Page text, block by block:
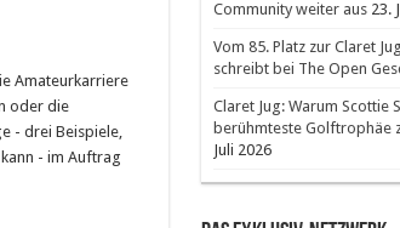
Amateurkarriere
oder die
- drei Beispiele,
- im Auftrag
Community weiter aus 23.
Vom 85. Platz zur Claret
schreibt bei The Open
Claret Jug: Warum Scottie
berühmteste Golftrophäe
Juli 2026